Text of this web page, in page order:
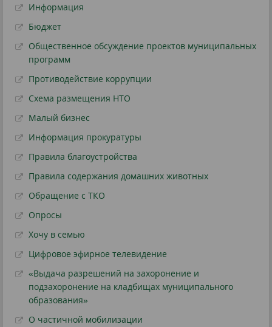
Информация
Бюджет
Общественное обсуждение проектов муниципальных
программ
Противодействие коррупции
Схема размещения НТО
Малый бизнес
Информация прокуратуры
Правила благоустройства
Правила содержания домашних животных
Обращение с ТКО
Опросы
Хочу в семью
Цифровое эфирное телевидение
«Выдача разрешений на захоронение и
подзахоронение на кладбищах муниципального
образования»
О частичной мобилизации